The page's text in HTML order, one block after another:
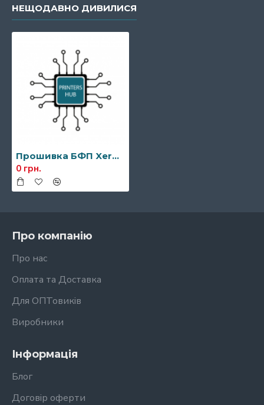
НЕЩОДАВНО ДИВИЛИСЯ
Прошивка БФП Xerox WorkCentre 3225
0 грн.
Про компанію
Про нас
Оплата та Доставка
Для ОПТовиків
Виробники
Інформація
Блог
Договір оферти